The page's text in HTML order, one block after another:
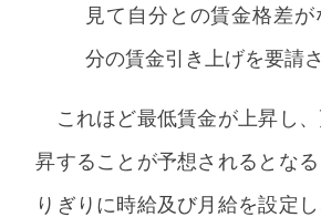
見て自分との賃金格差が
分の賃金引き上げを要請さ
これほど最低賃金が上昇し
昇することが予想されるとな
りぎりに時給及び月給を設定